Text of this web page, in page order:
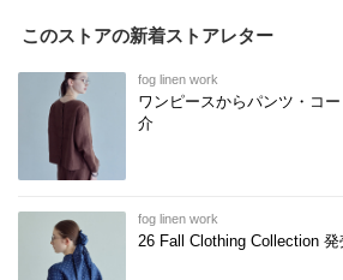
このストアの新着ストアレター
fog linen work
ワンピースからパンツ・コ
介
fog linen work
26 Fall Clothing Collection 発